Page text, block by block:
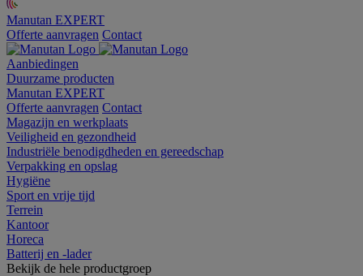
Manutan EXPERT
Offerte aanvragen Contact
Aanbiedingen
Duurzame producten
Manutan EXPERT
Offerte aanvragen Contact
Magazijn en werkplaats
Veiligheid en gezondheid
Industriële benodigdheden en gereedschap
Verpakking en opslag
Hygiëne
Sport en vrije tijd
Terrein
Kantoor
Horeca
Batterij en -lader
Bekijk de hele productgroep